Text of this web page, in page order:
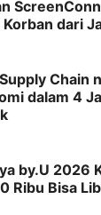
dari
Chain
dalam 4
by.U 2026
Ribu Bisa